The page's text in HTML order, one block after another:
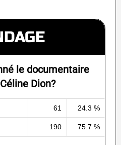
le documentaire
Dion?
61 24.3 %
190 75.7 %